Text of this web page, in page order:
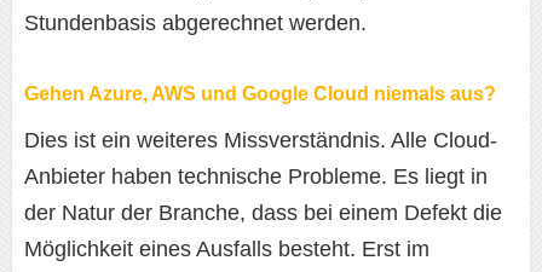
Stundenbasis abgerechnet werden.
Gehen Azure, AWS und Google Cloud niemals aus?
Dies ist ein weiteres Missverständnis. Alle Cloud-
Anbieter haben technische Probleme. Es liegt in
der Natur der Branche, dass bei einem Defekt die
Möglichkeit eines Ausfalls besteht. Erst im